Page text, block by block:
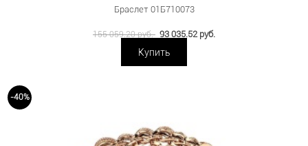
Браслет 01Б710073
155 059.20 руб. 93 035.52 руб.
Купить
-40%